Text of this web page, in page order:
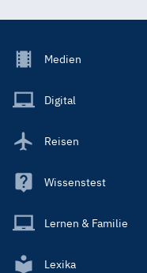
Footer
Main
Medien
Digital
Reisen
Wissenstest
Lernen & Familie
Lexika